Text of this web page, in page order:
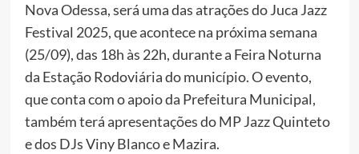
Nova Odessa, será uma das atrações do Juca Jazz
Festival 2025, que acontece na próxima semana
(25/09), das 18h às 22h, durante a Feira Noturna
da Estação Rodoviária do município. O evento,
que conta com o apoio da Prefeitura Municipal,
também terá apresentações do MP Jazz Quinteto
e dos DJs Viny Blanco e Mazira.